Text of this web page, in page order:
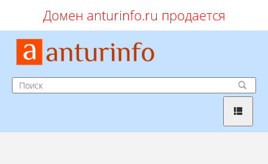
Домен anturinfo.ru продается